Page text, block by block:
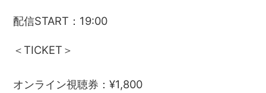
配信START：19:00
＜TICKET＞
オンライン視聴券：¥1,800